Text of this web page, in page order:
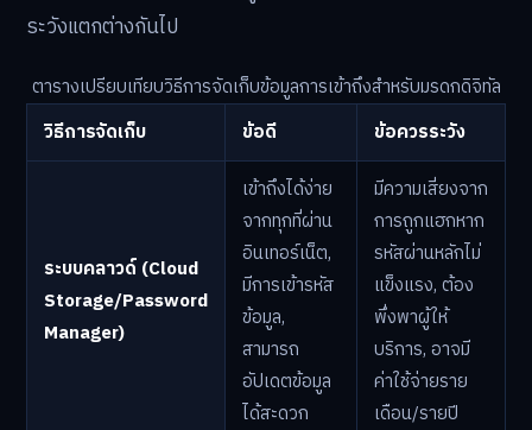
ระวังแตกต่างกันไป
ตารางเปรียบเทียบวิธีการจัดเก็บข้อมูลการเข้าถึงสำหรับมรดกดิจิทัล
วิธีการจัดเก็บ
ข้อดี ข้อควรระวัง
ระบบคลาวด์ (Cloud
Storage/Password
Manager)
เข้าถึงได้ง่าย
จากทุกที่ผ่าน
อินเทอร์เน็ต,
มีการเข้ารหัส
ข้อมูล,
สามารถ
อัปเดตข้อมูล
ได้สะดวก
มีความเสี่ยงจาก
การถูกแฮกหาก
รหัสผ่านหลักไม่
แข็งแรง, ต้อง
พึ่งพาผู้ให้
บริการ, อาจมี
ค่าใช้จ่ายราย
เดือน/รายปี